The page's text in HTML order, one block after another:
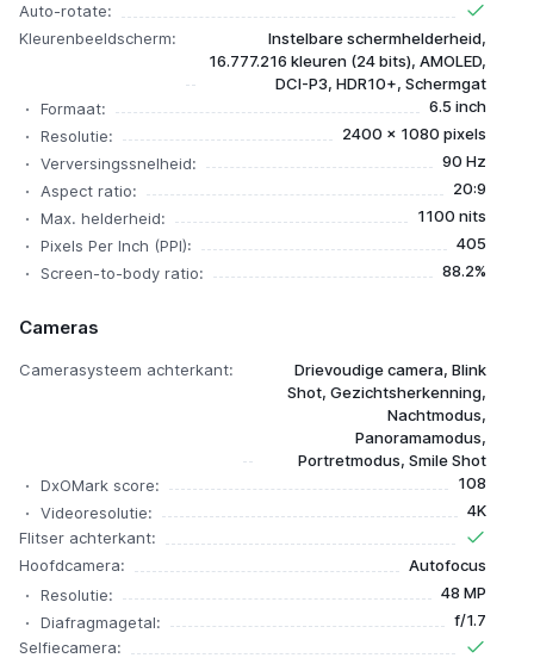
Auto-rotate:
Kleurenbeeldscherm:
Instelbare schermhelderheid,
16.777.216 kleuren (24 bits), AMOLED,
DCI-P3, HDR10+, Schermgat
Formaat:
6.5 inch
Resolutie:
2400 x 1080 pixels
Verversingssnelheid:
90 Hz
Aspect ratio:
20:9
Max. helderheid:
1100 nits
Pixels Per Inch (PPI):
405
Screen-to-body ratio:
88.2%
Cameras
Camerasysteem achterkant:
Drievoudige camera, Blink
Shot, Gezichtsherkenning,
Nachtmodus,
Panoramamodus,
Portretmodus, Smile Shot
DxOMark score:
108
Videoresolutie:
4K
Flitser achterkant:
Hoofdcamera:
Autofocus
Resolutie:
48 MP
Diafragmagetal:
f/1.7
Selfiecamera: